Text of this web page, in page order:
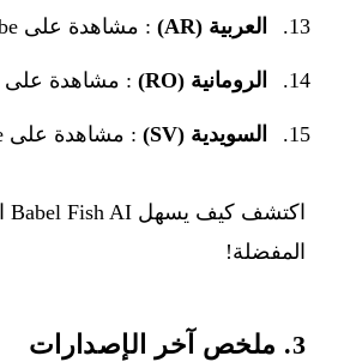
العربية (AR) : مشاهدة على YouTube
الرومانية (RO) : مشاهدة على YouTube
السويدية (SV) : مشاهدة على YouTube
المفضلة!
3. ملخص آخر الإصدارات